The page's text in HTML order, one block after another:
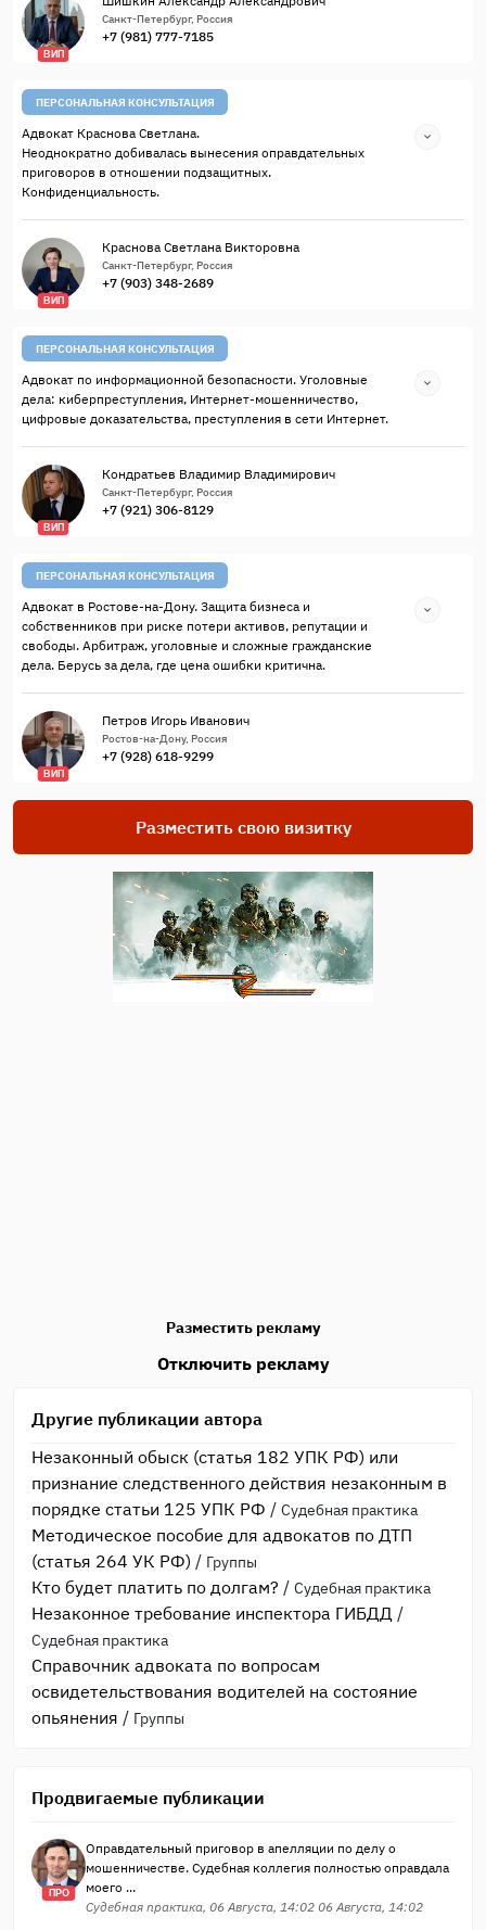
ВИП
Санкт-Петербург, Россия
+7 (981) 777-7185
ПЕРСОНАЛЬНАЯ КОНСУЛЬТАЦИЯ
Адвокат Краснова Светлана.
Неоднократно добивалась вынесения оправдательных
приговоров в отношении подзащитных.
Конфиденциальность.
ВИП
Краснова Светлана Викторовна
Санкт-Петербург, Россия
+7 (903) 348-2689
ПЕРСОНАЛЬНАЯ КОНСУЛЬТАЦИЯ
Адвокат по информационной безопасности. Уголовные
дела: киберпреступления, Интернет-мошенничество,
цифровые доказательства, преступления в сети Интернет.
ВИП
Кондратьев Владимир Владимирович
Санкт-Петербург, Россия
+7 (921) 306-8129
ПЕРСОНАЛЬНАЯ КОНСУЛЬТАЦИЯ
Адвокат в Ростове-на-Дону. Защита бизнеса и
собственников при риске потери активов, репутации и
свободы. Арбитраж, уголовные и сложные гражданские
дела. Берусь за дела, где цена ошибки критична.
ВИП
Петров Игорь Иванович
Ростов-на-Дону, Россия
+7 (928) 618-9299
Разместить свою визитку
Разместить рекламу
Отключить рекламу
Другие публикации автора
Незаконный обыск (статья 182 УПК РФ) или
признание следственного действия незаконным в
порядке статьи 125 УПК РФ / Судебная практика
Методическое пособие для адвокатов по ДТП
(статья 264 УК РФ) / Группы
Кто будет платить по долгам? / Судебная практика
Незаконное требование инспектора ГИБДД /
Судебная практика
Справочник адвоката по вопросам
освидетельствования водителей на состояние
опьянения / Группы
Продвигаемые публикации
ПРО
Оправдательный приговор в апелляции по делу о
мошенничестве. Судебная коллегия полностью оправдала
моего ...
Судебная практика, 06 Августа, 14:02 06 Августа, 14:02